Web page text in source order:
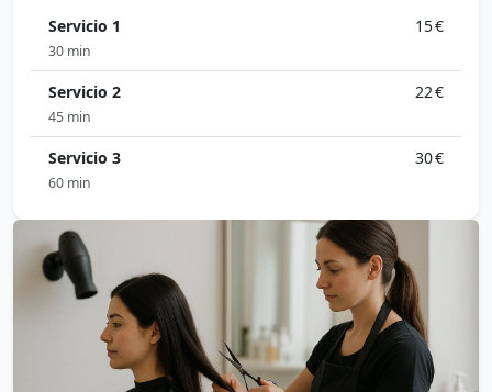
Servicio 1 15 €
30 min
Servicio 2 22 €
45 min
Servicio 3 30 €
60 min